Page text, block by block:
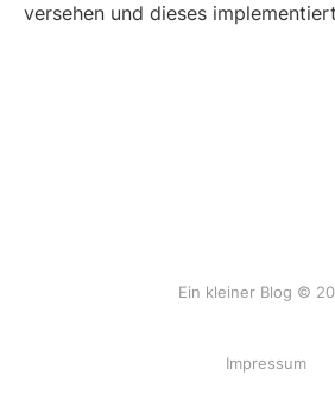
versehen und dieses
Ein kleiner Blog ©
Impressum